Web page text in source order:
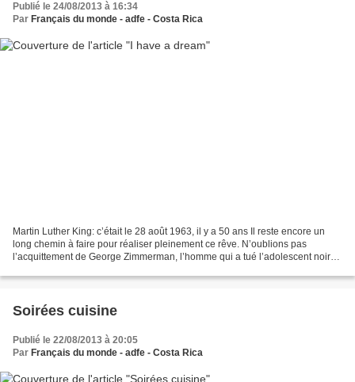
Publié le 24/08/2013 à 16:34
Par Français du monde - adfe - Costa Rica
Martin Luther King: c’était le 28 août 1963, il y a 50 ans Il reste encore un
long chemin à faire pour réaliser pleinement ce rêve. N’oublions pas
l’acquittement de George Zimmerman, l’homme qui a tué l’adolescent noir
Soirées cuisine
Publié le 22/08/2013 à 20:05
Par Français du monde - adfe - Costa Rica